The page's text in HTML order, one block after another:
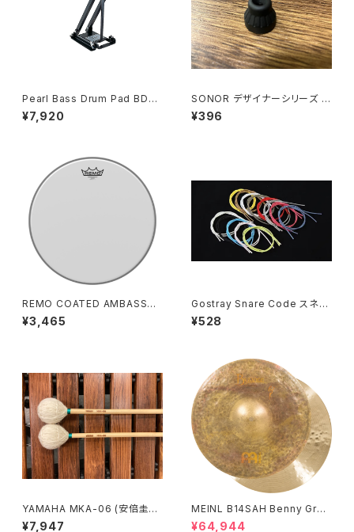
Pearl Bass Drum Pad BD-1
0トレーニングパッド(バスドラム
用)
¥7,920
SONOR デザイナーシリーズ 用
チューンセーフ SN-7582090
0
¥396
REMO COATED AMBASSAD
OR 14" HEAD / 114BA-00
¥3,465
Gostray Snare Code スネア
コード
¥528
YAMAHA MKA-06 (安倍圭子
モデル) マリンバ マレット MK
¥7,947
MEINL B14SAH Benny Greb
Signature Byzance Vintage
¥64,944